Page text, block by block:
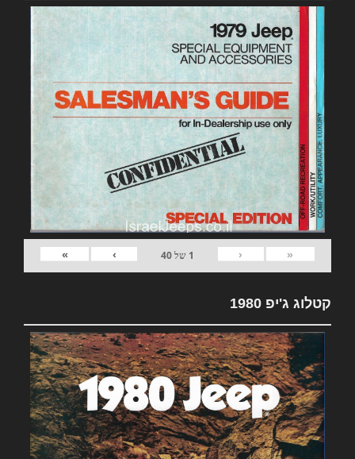
«
‹
1 של40
›
»
קטלוג ג'יפ 1980